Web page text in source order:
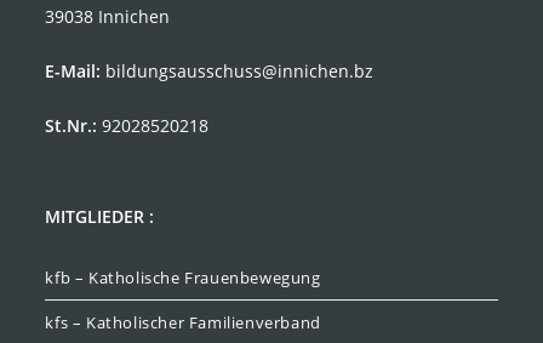
39038 Innichen
E-Mail: bildungsausschuss@innichen.bz
St.Nr.: 92028520218
MITGLIEDER :
kfb – Katholische Frauenbewegung
kfs – Katholischer Familienverband